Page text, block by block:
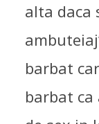
alta daca
barbat
barbat